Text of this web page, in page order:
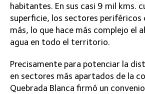
habitantes. En sus casi 9 mil kms.
superficie, los sectores periféricos
más, lo que hace más complejo el
agua en todo el territorio.
Precisamente para potenciar la
en sectores más apartados de la
Quebrada Blanca firmó un